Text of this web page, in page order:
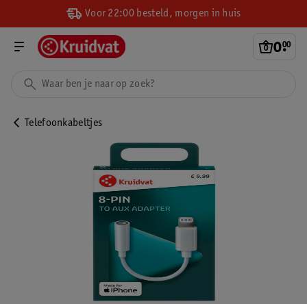
Voor 22:00 besteld, morgen in huis
0.
00
Telefoonkabeltjes